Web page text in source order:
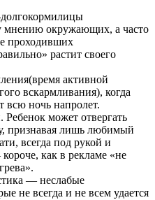
мнению окружающих, а часто
проходивших
растит своего
активной
вскармливания), когда
всю ночь напролет.
Ребенок может отвергать
признавая лишь любимый
всегда под рукой и
как в рекламе «не
— неслабые
не всегда и не всем удается